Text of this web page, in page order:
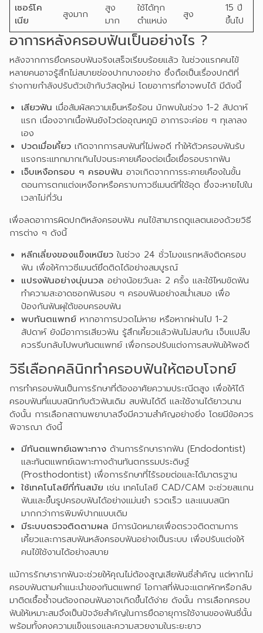
เซอร์โค
เนีย
สูงมาก
สูง
มาก
ใช้ได้ทุก
ตำแหน่ง
สูง
15 ปี
ขึ้นไป
อาการหลังครอบฟันเป็นอย่างไร ?
หลังจากการยึดครอบฟันจริงเสร็จเรียบร้อยแล้ว ในช่วงแรกคนไข้
หลายคนอาจรู้สึกไม่สบายช่องปากบางอย่าง ซึ่งถือเป็นเรื่องปกติที่
ร่างกายกำลังปรับตัวเข้ากับวัสดุใหม่ โดยอาการที่อาจพบได้ มีดังนี้
เสียวฟัน เมื่อสัมผัสความเย็นหรือร้อน มักพบในช่วง 1-2 สัปดาห์
แรก เนื่องจากเนื้อฟันยังไวต่ออุณหภูมิ อาการจะค่อย ๆ ทุเลาลง
เอง
ปวดเมื่อเคี้ยว เกิดจากการสบฟันที่ไม่พอดี ทำให้ตัวครอบฟันรับ
แรงกระแทกมากเกินไปจนระคายเคืองต่อเนื้อเยื่อรอบรากฟัน
เจ็บเหงือกรอบ ๆ ครอบฟัน อาจเกิดจากการระคายเคืองในขั้น
ตอนการตกแต่งเหงือกหรือคราบกาวซีเมนต์ที่ใช้อุด ซึ่งจะหายไปใน
เวลาไม่กี่วัน
เพื่อลดอาการผิดปกติหลังครอบฟัน คนไข้สามารถดูแลตนเองด้วยวิธี
การต่าง ๆ ดังนี้
หลีกเลี่ยงของแข็งเหนียว ในช่วง 24 ชั่วโมงแรกหลังติดครอบ
ฟัน เพื่อให้กาวซีเมนต์ยึดติดได้อย่างสมบูรณ์
แปรงฟันอย่างนุ่มนวล อย่างน้อยวันละ 2 ครั้ง และใช้ไหมขัดฟัน
ทำความสะอาดซอกฟันรอบ ๆ ครอบฟันอย่างสม่ำเสมอ เพื่อ
ป้องกันฟันผุใต้ขอบครอบฟัน
พบทันตแพทย์ หากอาการปวดไม่หาย หรือหากผ่านไป 1-2
สัปดาห์ ยังมีอาการเสียวฟัน รู้สึกเคี้ยวแล้วฟันไม่สบกัน เจ็บแปล๊บ
ควรรีบกลับไปพบทันตแพทย์ เพื่อกรอปรับแต่งการสบฟันให้พอดี
วิธีเลือกคลินิกทำครอบฟันให้ตอบโจทย์
การทำครอบฟันเป็นการรักษาที่ต้องอาศัยความประณีตสูง เพื่อให้ได้
ครอบฟันที่แนบสนิทกับตัวฟันเดิม สบฟันได้ดี และใช้งานได้ยาวนาน
ดังนั้น การเลือกสถานพยาบาลจึงมีความสำคัญอย่างยิ่ง โดยมีข้อควร
พิจารณา ดังนี้
มีทันตแพทย์เฉพาะทาง ด้านการรักษารากฟัน (Endodontist)
และทันตแพทย์เฉพาะทางด้านทันตกรรมประดิษฐ์
(Prosthodontist) เพื่อการรักษาที่ไร้รอยต่อและได้มาตรฐาน
ใช้เทคโนโลยีที่ทันสมัย เช่น เทคโนโลยี CAD/CAM จะช่วยสแกน
ฟันและขึ้นรูปครอบฟันได้อย่างแม่นยำ รวดเร็ว และแนบสนิท
มากกว่าการพิมพ์ปากแบบเดิม
มีระบบตรวจติดตามผล มีการนัดหมายเพื่อตรวจติดตามการ
เคี้ยวและการสบฟันหลังครอบฟันอย่างเป็นระบบ เพื่อปรับแต่งให้
คนไข้ใช้งานได้อย่างสบาย
แม้การรักษารากฟันจะช่วยให้คุณไม่ต้องสูญเสียฟันซี่สำคัญ แต่หากไม่
ครอบฟันตามคำแนะนำของทันตแพทย์ โอกาสที่ฟันจะแตกหักหรือกลับ
มาติดเชื้อซ้ำจนต้องถอนฟันอาจเกิดขึ้นได้ง่าย ดังนั้น การเลือกครอบ
ฟันให้เหมาะสมจึงเป็นปัจจัยสำคัญในการยืดอายุการใช้งานของฟันซี่นั้น
พร้อมทั้งคงความแข็งแรงและความสวยงามในระยะยาว